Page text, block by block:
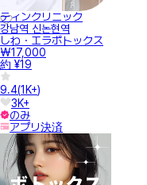
ティンクリニック
강남역 신논현역
しわ・エラボトックス
₩17,000
約 ¥19
9.4(1K+)
3K+
のみ
アプリ決済